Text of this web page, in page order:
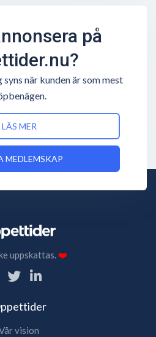
på
när kunden är som mest
LÄS MER
MEDLEMSKAP
uppskattas.❤️
vision